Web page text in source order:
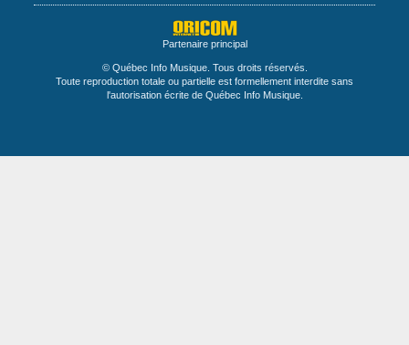
Partenaire principal
© Québec Info Musique. Tous droits réservés.
Toute reproduction totale ou partielle est formellement interdite sans
l'autorisation écrite de Québec Info Musique.